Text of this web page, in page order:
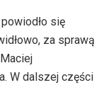
się
za sprawą
W dalszej części